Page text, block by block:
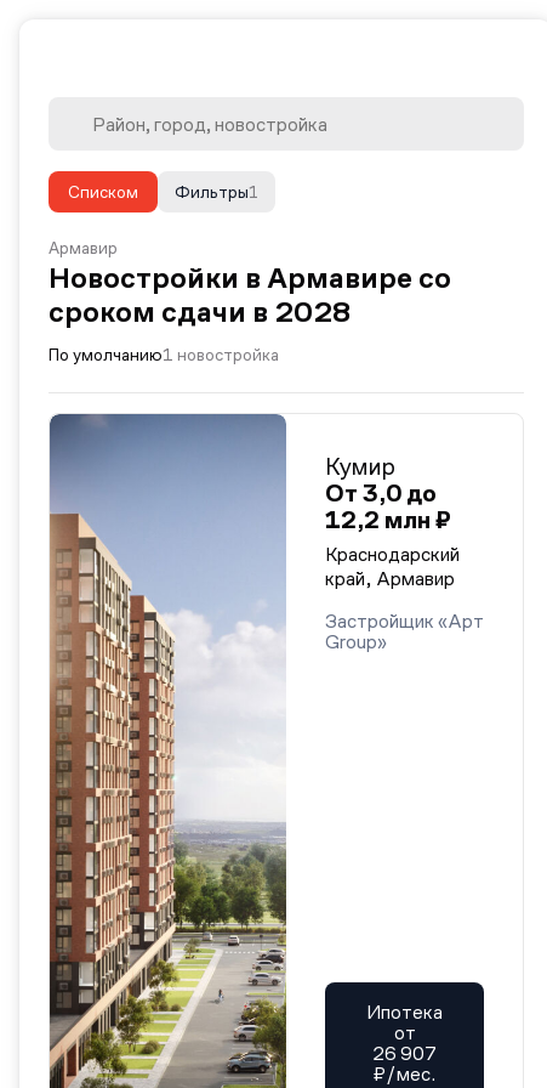
Списком 1
Фильтры
Армавир
Новостройки в Армавире со
сроком сдачи в 2028
По умолчанию1 новостройка
Кумир
От 3,0 до
12,2 млн ₽
Краснодарский
край, Армавир
Застройщик «Арт
Group»
Ипотека
от
26 907
₽/мес.